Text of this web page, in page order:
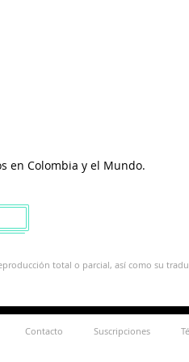
en Colombia y el Mundo.
total o parcial, así como su
Contacto Suscripciones